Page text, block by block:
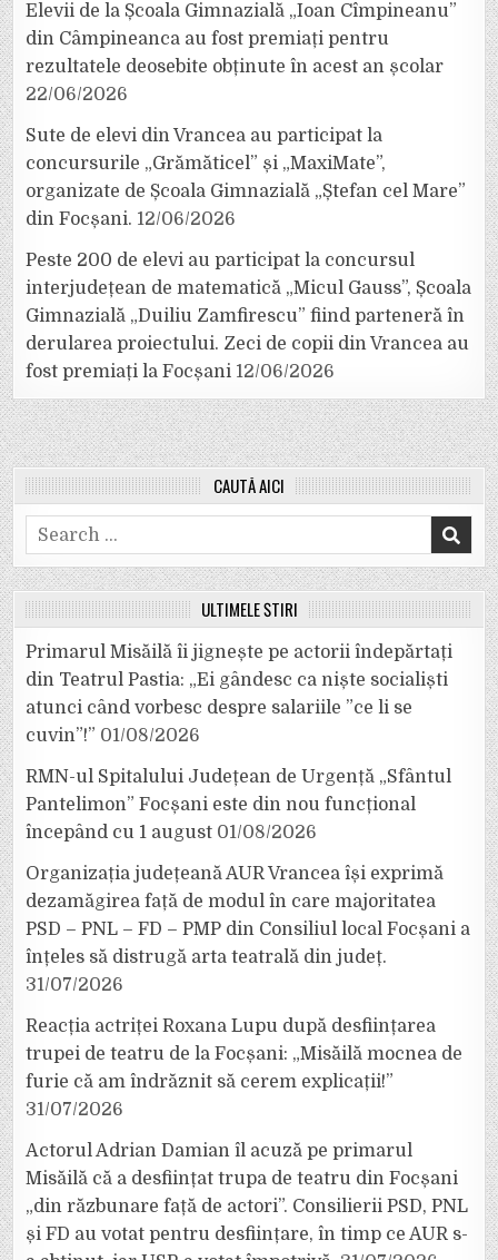
Elevii de la Școala Gimnazială „Ioan Cîmpineanu”
din Câmpineanca au fost premiați pentru
rezultatele deosebite obținute în acest an școlar
22/06/2026
Sute de elevi din Vrancea au participat la
concursurile „Grămăticel” și „MaxiMate”,
organizate de Școala Gimnazială „Ștefan cel Mare”
din Focșani. 12/06/2026
Peste 200 de elevi au participat la concursul
interjudețean de matematică „Micul Gauss”, Școala
Gimnazială „Duiliu Zamfirescu” fiind parteneră în
derularea proiectului. Zeci de copii din Vrancea au
fost premiați la Focșani 12/06/2026
CAUTĂ AICI
Search
for:
ULTIMELE ȘTIRI
Primarul Misăilă îi jignește pe actorii îndepărtați
din Teatrul Pastia: „Ei gândesc ca niște socialiști
atunci când vorbesc despre salariile ”ce li se
cuvin”!” 01/08/2026
RMN-ul Spitalului Județean de Urgență „Sfântul
Pantelimon” Focșani este din nou funcțional
începând cu 1 august 01/08/2026
Organizația județeană AUR Vrancea își exprimă
dezamăgirea față de modul în care majoritatea
PSD – PNL – FD – PMP din Consiliul local Focșani a
înțeles să distrugă arta teatrală din județ.
31/07/2026
Reacția actriței Roxana Lupu după desființarea
trupei de teatru de la Focșani: „Misăilă mocnea de
furie că am îndrăznit să cerem explicații!”
31/07/2026
Actorul Adrian Damian îl acuză pe primarul
Misăilă că a desființat trupa de teatru din Focșani
„din răzbunare față de actori”. Consilierii PSD, PNL
și FD au votat pentru desființare, în timp ce AUR s-